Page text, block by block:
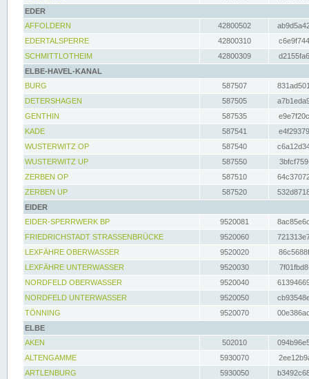
EDER
AFFOLDERN
42800502
EDERTALSPERRE
42800310
SCHMITTLOTHEIM
42800309
ELBE-HAVEL-KANAL
BURG
587507
DETERSHAGEN
587505
GENTHIN
587535
KADE
587541
WUSTERWITZ OP
587540
WUSTERWITZ UP
587550
ZERBEN OP
587510
ZERBEN UP
587520
EIDER
EIDER-SPERRWERK BP
9520081
FRIEDRICHSTADT STRASSENBRÜCKE
9520060
LEXFÄHRE OBERWASSER
9520020
LEXFÄHRE UNTERWASSER
9520030
NORDFELD OBERWASSER
9520040
NORDFELD UNTERWASSER
9520050
TÖNNING
9520070
ELBE
AKEN
502010
ALTENGAMME
5930070
ARTLENBURG
5930050